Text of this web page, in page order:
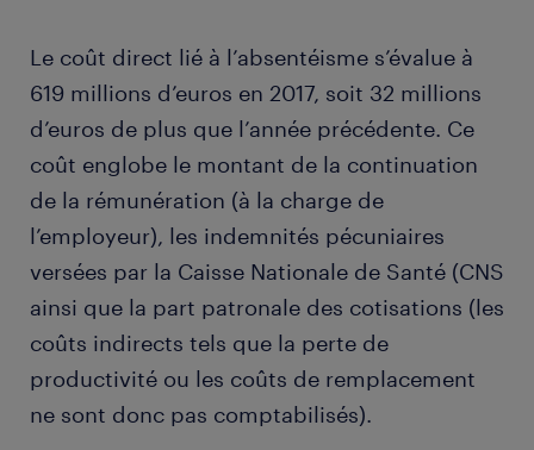
Le coût direct lié à l’absentéisme s’évalue à
619 millions d’euros en 2017, soit 32 millions
d’euros de plus que l’année précédente. Ce
coût englobe le montant de la continuation
de la rémunération (à la charge de
l’employeur), les indemnités pécuniaires
versées par la Caisse Nationale de Santé (CNS
ainsi que la part patronale des cotisations (les
coûts indirects tels que la perte de
productivité ou les coûts de remplacement
ne sont donc pas comptabilisés).